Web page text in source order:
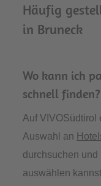
Häufig
in Bruneck
Wo kann ich
schnell finden?
Auf VIVOSüdtirol
Auswahl an
durchsuchen
auswählen